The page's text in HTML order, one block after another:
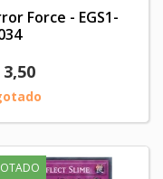
Force - EGS1-
3,50